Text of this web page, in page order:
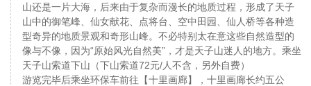
山还是一片大海，后来由于复杂而漫长的地质过程，形成了天子
山中的御笔峰、仙女献花、点将台、空中田园、仙人桥等各种造
型奇异的地质景观和奇形山峰。不必特别太在意这些自然造型的
像与不像，因为“原始风光自然美”，才是天子山迷人的地方。乘坐
天子山索道下山（下山索道72元/人不含，另外自费）
游览完毕后乘坐环保车前往【十里画廊】，十里画廊长约五公